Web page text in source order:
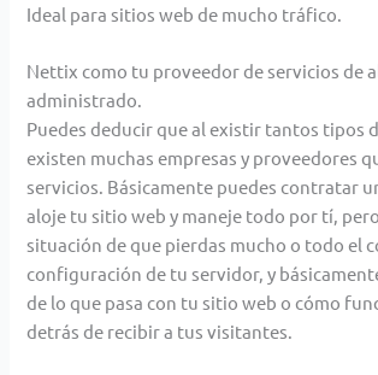
Ideal para sitios web de mucho tráfico.
Nettix como tu proveedor de servicios de
administrado.
Puedes deducir que al existir tantos tipos
existen muchas empresas y proveedores
servicios. Básicamente puedes contratar
aloje tu sitio web y maneje todo por tí,
situación de que pierdas mucho o todo el
configuración de tu servidor, y
de lo que pasa con tu sitio web o cómo
detrás de recibir a tus visitantes.